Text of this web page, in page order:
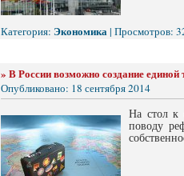
Категория: Экономика| Просмотров:
» В России возможно создание единой
Опубликовано: 18 сентября 2014
На стол к
поводу